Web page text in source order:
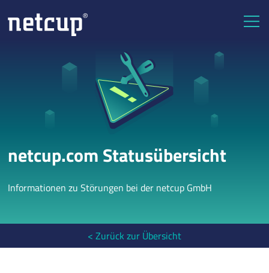
netcup.com Statusübersicht
Informationen zu Störungen bei der netcup GmbH
< Zurück zur Übersicht